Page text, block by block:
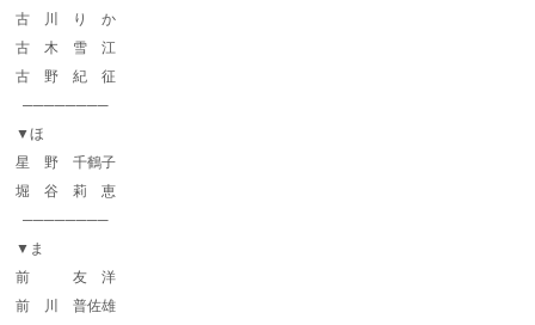
古 川 り か
古 木 雪 江
古 野 紀 征
────────
▼ほ
星 野 千鶴子
堀 谷 莉 恵
────────
▼ま
前 友 洋
前 川 普佐雄